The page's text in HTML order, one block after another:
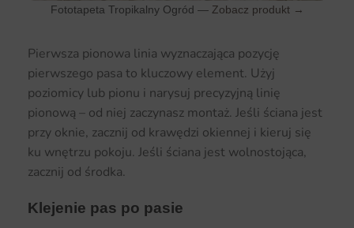
Fototapeta Tropikalny Ogród — Zobacz produkt →
Pierwsza pionowa linia wyznaczająca pozycję
pierwszego pasa to kluczowy element. Użyj
poziomicy lub pionu i narysuj precyzyjną linię
pionową – od niej zaczynasz montaż. Jeśli ściana jest
przy oknie, zacznij od krawędzi okiennej i kieruj się
ku wnętrzu pokoju. Jeśli ściana jest wolnostojąca,
zacznij od środka.
Klejenie pas po pasie